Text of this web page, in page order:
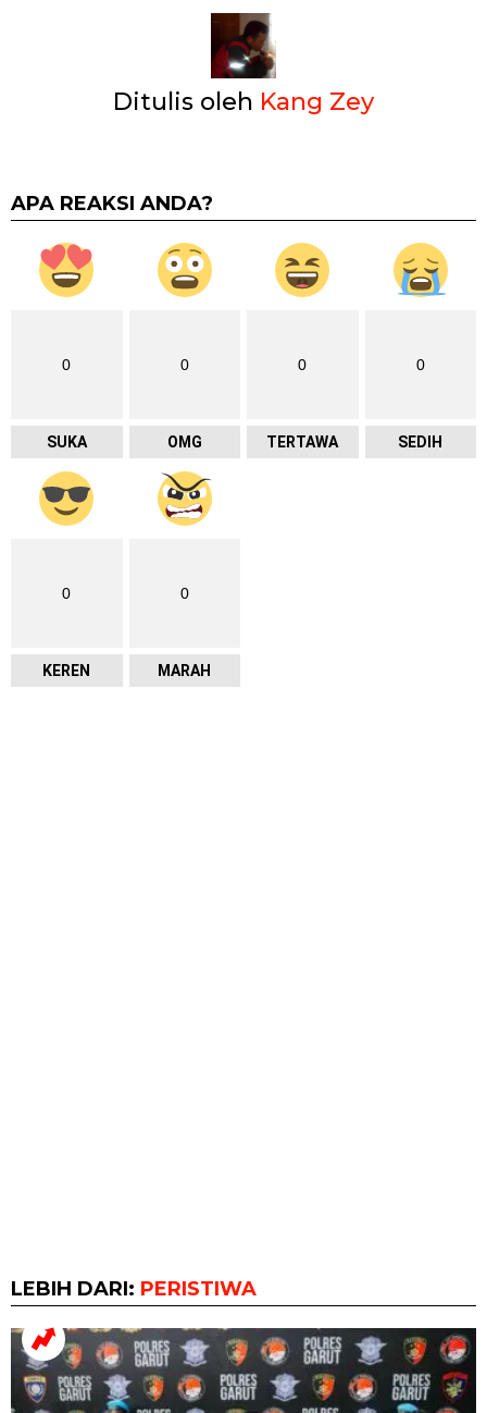
Ditulis oleh Kang Zey
APA REAKSI ANDA?
0
SUKA
0
OMG
0
TERTAWA
0
SEDIH
0
KEREN
0
MARAH
LEBIH DARI: PERISTIWA